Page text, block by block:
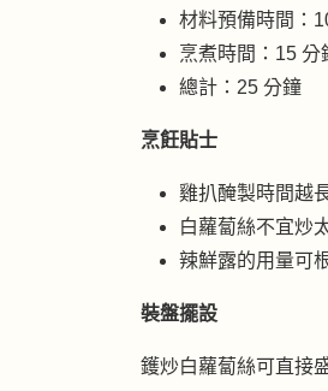
材料預備時間：
烹煮時間：15 分
總計：25 分鐘
烹飪貼士
雞扒醃製時間越
白蘿蔔絲不宜炒
辣鮮露的用量可
裝盤擺設
鑊炒白蘿蔔絲可直接